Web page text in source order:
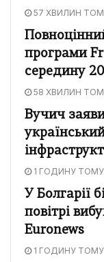
57 ХВИЛИН
програми
середину
58 ХВИЛИН
Вучич
1 ГОДИНУ ТОМУ
У Болгарії
повітрі
Euronews
1 ГОДИНУ ТОМУ